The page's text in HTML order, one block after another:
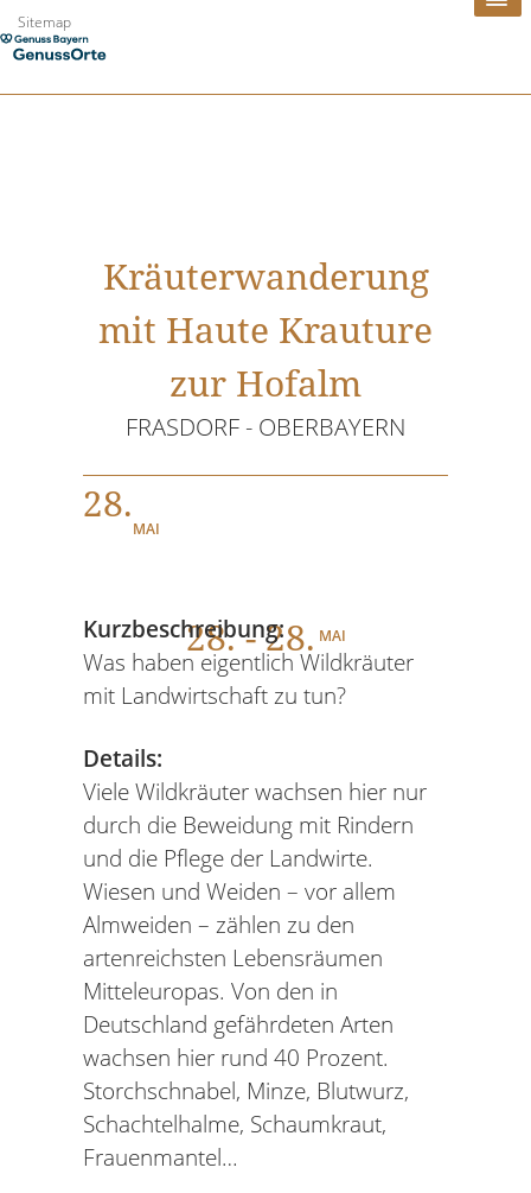
Zum
Inhalt
Sitemap
Kräuterwanderung
mit Haute Krauture
zur Hofalm
FRASDORF - OBERBAYERN
28.
MAI
28. - 28. MAI
Kurzbeschreibung:
Was haben eigentlich Wildkräuter
mit Landwirtschaft zu tun?
Details:
Viele Wildkräuter wachsen hier nur
durch die Beweidung mit Rindern
und die Pflege der Landwirte.
Wiesen und Weiden – vor allem
Almweiden – zählen zu den
artenreichsten Lebensräumen
Mitteleuropas. Von den in
Deutschland gefährdeten Arten
wachsen hier rund 40 Prozent.
Storchschnabel, Minze, Blutwurz,
Schachtelhalme, Schaumkraut,
Frauenmantel…